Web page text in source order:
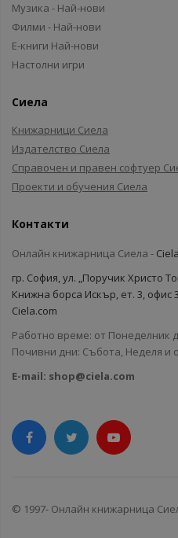
Музика - Най-нови
Филми - Най-нови
Е-книги Най-нови
Настолни игри
Сиела
Книжарници Сиела
Издателство Сиела
Справочен и правен софтуер
Проекти и обучения Сиела
Контакти
Онлайн книжарница Сиела -
гр. София, ул. „Поручик Христо
Книжна борса Искър, ет. 3,
Ciela.com
Работно време: от Понеделник
Почивни дни: Събота, Неделя и
E-mail: shop@ciela.com
© 1997- Онлайн книжарница